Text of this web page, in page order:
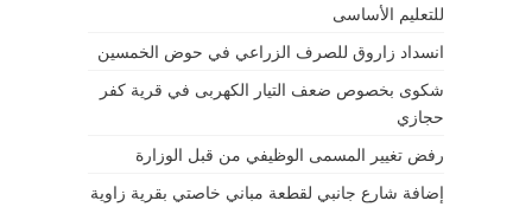
للتعليم الأساسى
انسداد زاروق للصرف الزراعي في حوض الخمسين
شكوى بخصوص ضعف التيار الكهربى في قرية كفر
حجازي
رفض تغيير المسمى الوظيفي من قبل الوزارة
إضافة شارع جانبي لقطعة مباني خاصتي بقرية زاوية